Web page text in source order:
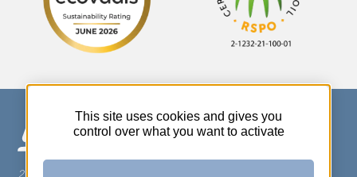
270 Rue Thérèse Planiol - 37310 TAUXIGNY
This site uses cookies and gives you
control over what you want to activate